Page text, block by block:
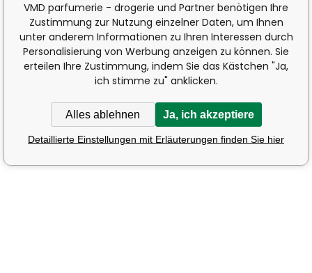
VMD parfumerie - drogerie und Partner benötigen Ihre
Zustimmung zur Nutzung einzelner Daten, um Ihnen
unter anderem Informationen zu Ihren Interessen durch
Personalisierung von Werbung anzeigen zu können. Sie
erteilen Ihre Zustimmung, indem Sie das Kästchen "Ja,
ich stimme zu" anklicken.
Alles ablehnen Ja, ich akzeptiere
Detaillierte Einstellungen mit Erläuterungen finden Sie hier